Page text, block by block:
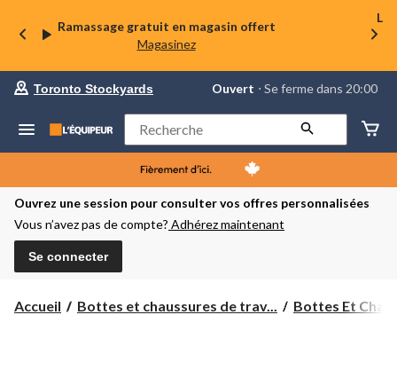
Ramassage gratuit en magasin offert
Magasinez
La
votre
préféré
Toronto
Stockyards,
courament
Ouvert,
Se
dans
changer
Toronto Stockyards Ouvert ⋅ Se ferme dans 20:00
Rechercher
Ouvrez une session pour consulter vos offres personnalisées
Vous n’avez pas de compte? Adhérez maintenant
Se connecter
Accueil Bottes et chaussures de trav... Bottes Et